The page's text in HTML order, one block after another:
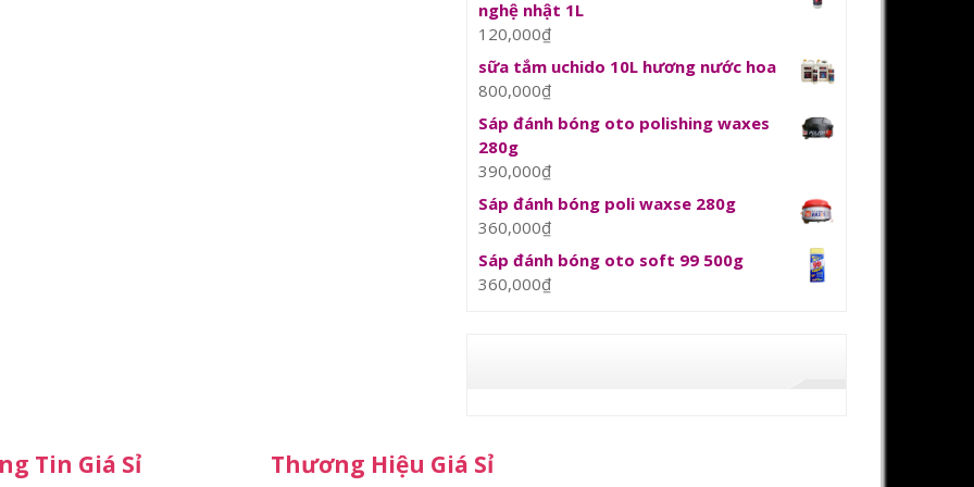
nghệ nhật 1L
120,000₫
sữa tắm uchido 10L hương nước hoa
800,000₫
Sáp đánh bóng oto polishing waxes
280g
390,000₫
Sáp đánh bóng poli waxse 280g
360,000₫
Sáp đánh bóng oto soft 99 500g
360,000₫
Tin Giá Sỉ Thương Hiệu Giá Sỉ